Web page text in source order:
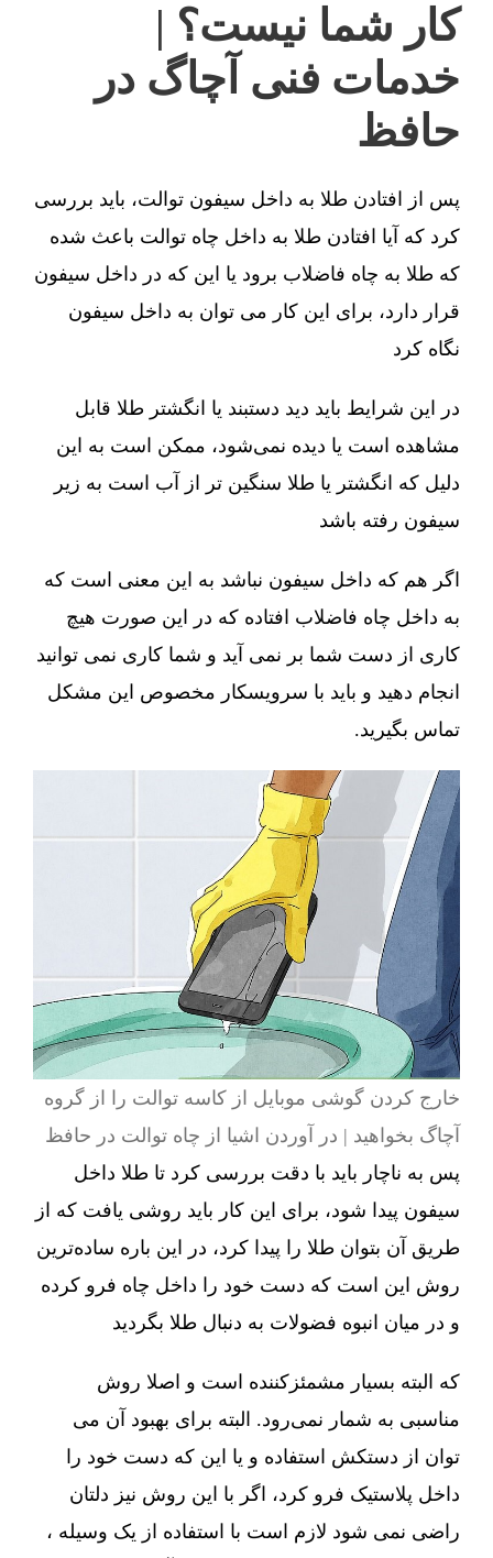
کار شما نیست؟ |
خدمات فنی آچاگ در
حافظ
پس از افتادن طلا به داخل سیفون توالت، باید بررسی
کرد که آیا افتادن طلا به داخل چاه توالت باعث شده
که طلا به چاه فاضلاب برود یا این که در داخل سیفون
قرار دارد، برای این کار می توان به داخل سیفون
نگاه کرد
در این شرایط باید دید دستبند یا انگشتر طلا قابل
مشاهده است یا دیده نمی‌شود، ممکن است به این
دلیل که انگشتر یا طلا سنگین تر از آب است به زیر
سیفون رفته باشد
اگر هم که داخل سیفون نباشد به این معنی است که
به داخل چاه فاضلاب افتاده که در این صورت هیچ
کاری از دست شما بر نمی آید و شما کاری نمی توانید
انجام دهید و باید با سرویسکار مخصوص این مشکل
تماس بگیرید.
خارج کردن گوشی موبایل از کاسه توالت را از گروه
آچاگ بخواهید | در آوردن اشیا از چاه توالت در حافظ
پس به ناچار باید با دقت بررسی کرد تا طلا داخل
سیفون پیدا شود، برای این کار باید روشی یافت که از
طریق آن بتوان طلا را پیدا کرد، در این باره ساده‌ترین
روش این است که دست خود را داخل چاه فرو کرده
و در میان انبوه فضولات به دنبال طلا بگردید
که البته بسیار مشمئزکننده است و اصلا روش
مناسبی به شمار نمی‌رود. البته برای بهبود آن می
توان از دستکش استفاده و یا این که دست خود را
داخل پلاستیک فرو کرد، اگر با این روش نیز دلتان
راضی نمی شود لازم است با استفاده از یک وسیله ،